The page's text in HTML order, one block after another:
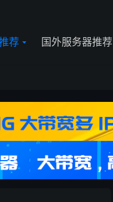
荐 国外服务器推荐